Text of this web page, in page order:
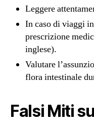
Leggere
In caso di viaggi
prescrizione
inglese).
Valutare
flora intestinale
Falsi Miti